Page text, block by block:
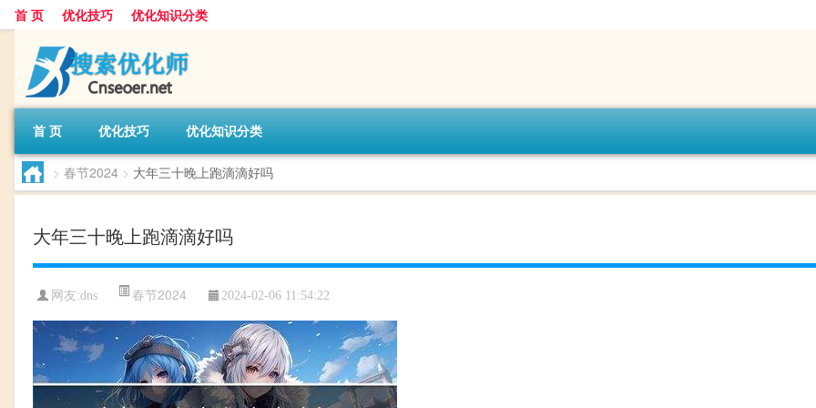
首 页 优化技巧 优化知识分类
首 页 优化技巧 优化知识分类
> 春节2024 > 大年三十晚上跑滴滴好吗
大年三十晚上跑滴滴好吗
网友:dns 春节2024 2024-02-06 11:54:22